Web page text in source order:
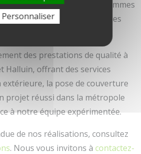
intérieur à Croix, nous sommes
à vos besoins avec des
des prestations de qualité à
Halluin, offrant des services
la pose de couverture
projet réussi dans la métropole
à notre équipe expérimentée.
de nos réalisations, consultez
. Nous vous invitons à contactez-
Personnaliser